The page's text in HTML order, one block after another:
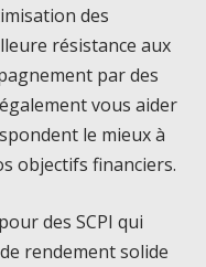
des
résistance aux
par des
vous aider
le mieux à
objectifs financiers.
des SCPI qui
rendement solide